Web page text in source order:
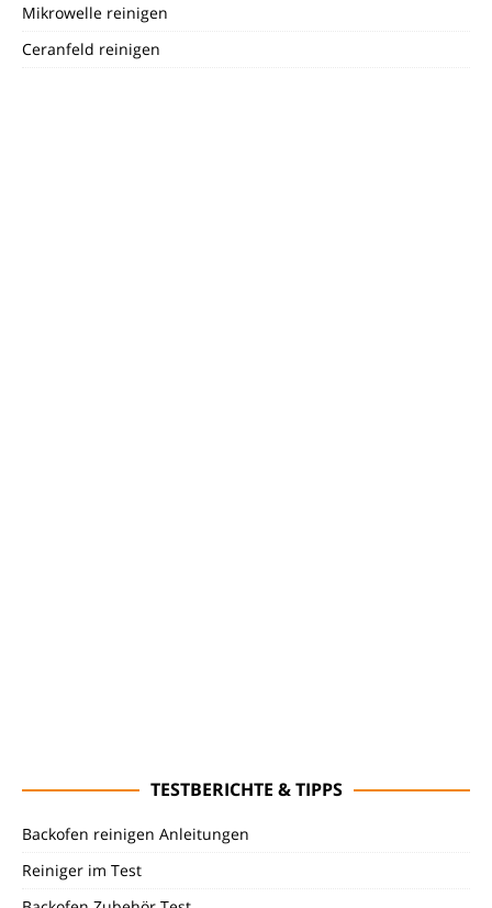
Mikrowelle reinigen
Ceranfeld reinigen
TESTBERICHTE & TIPPS
Backofen reinigen Anleitungen
Reiniger im Test